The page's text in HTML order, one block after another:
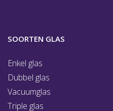
SOORTEN GLAS
Enkel glas
Dubbel glas
Vacuumglas
Triple glas